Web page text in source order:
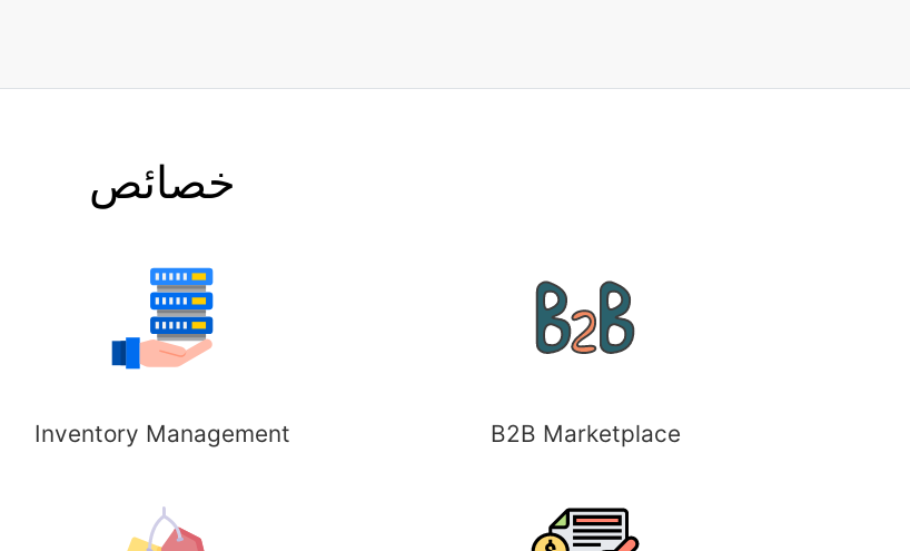
خصائص
B2B Marketplace
Inventory Management